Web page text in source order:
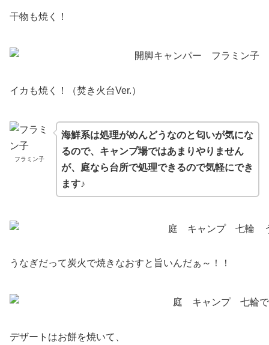
干物も焼く！
イカも焼く！（焚き火台Ver.）
フラミン子
海鮮系は処理がめんどうなのと匂いが気にな
るので、キャンプ場ではあまりやりません
が、庭なら台所で処理できるので気軽にでき
ます♪
うなぎだって炭火で焼きなおすと旨いんだぁ～！！
デザートはお餅を焼いて、